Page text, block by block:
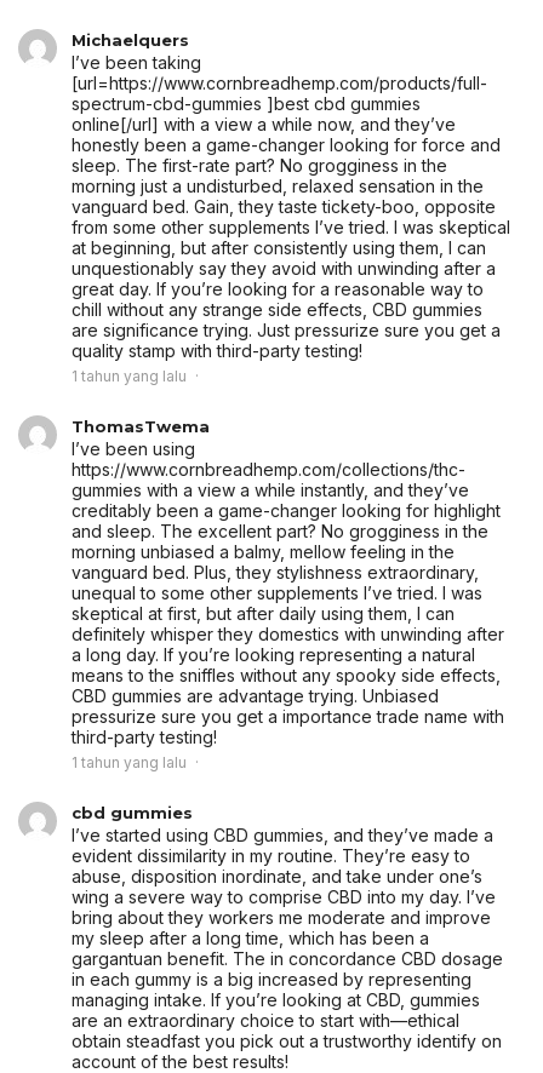
Michaelquers
I’ve been taking
[url=https://www.cornbreadhemp.com/products/full-
spectrum-cbd-gummies ]best cbd gummies
online[/url] with a view a while now, and they’ve
honestly been a game-changer looking for force and
sleep. The first-rate part? No grogginess in the
morning just a undisturbed, relaxed sensation in the
vanguard bed. Gain, they taste tickety-boo, opposite
from some other supplements I’ve tried. I was skeptical
at beginning, but after consistently using them, I can
unquestionably say they avoid with unwinding after a
great day. If you’re looking for a reasonable way to
chill without any strange side effects, CBD gummies
are significance trying. Just pressurize sure you get a
quality stamp with third-party testing!
1 tahun yang lalu
ThomasTwema
I’ve been using
https://www.cornbreadhemp.com/collections/thc-
gummies with a view a while instantly, and they’ve
creditably been a game-changer looking for highlight
and sleep. The excellent part? No grogginess in the
morning unbiased a balmy, mellow feeling in the
vanguard bed. Plus, they stylishness extraordinary,
unequal to some other supplements I’ve tried. I was
skeptical at first, but after daily using them, I can
definitely whisper they domestics with unwinding after
a long day. If you’re looking representing a natural
means to the sniffles without any spooky side effects,
CBD gummies are advantage trying. Unbiased
pressurize sure you get a importance trade name with
third-party testing!
1 tahun yang lalu
cbd gummies
I’ve started using CBD gummies, and they’ve made a
evident dissimilarity in my routine. They’re easy to
abuse, disposition inordinate, and take under one’s
wing a severe way to comprise CBD into my day. I’ve
bring about they workers me moderate and improve
my sleep after a long time, which has been a
gargantuan benefit. The in concordance CBD dosage
in each gummy is a big increased by representing
managing intake. If you’re looking at CBD, gummies
are an extraordinary choice to start with—ethical
obtain steadfast you pick out a trustworthy identify on
account of the best results!